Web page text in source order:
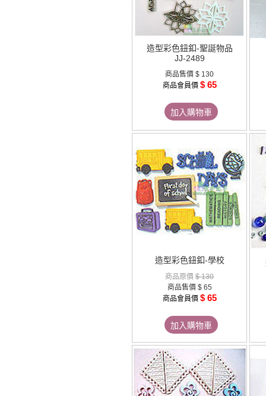
造型彩色鈕釦-聖誕物品
JJ-2489
商品售價 $ 130
商品會員價 $ 65
加入購物車
造型彩色鈕釦-學校
商品原價 $ 130
商品售價 $ 65
商品會員價 $ 65
加入購物車